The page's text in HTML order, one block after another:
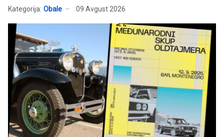
Kategorija: Obale 09 Avgust 2026